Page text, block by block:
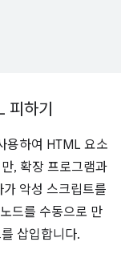
피하기
용하여 HTML 요소
, 확장 프로그램과
악성 스크립트를
드를 수동으로 만
삽입합니다.